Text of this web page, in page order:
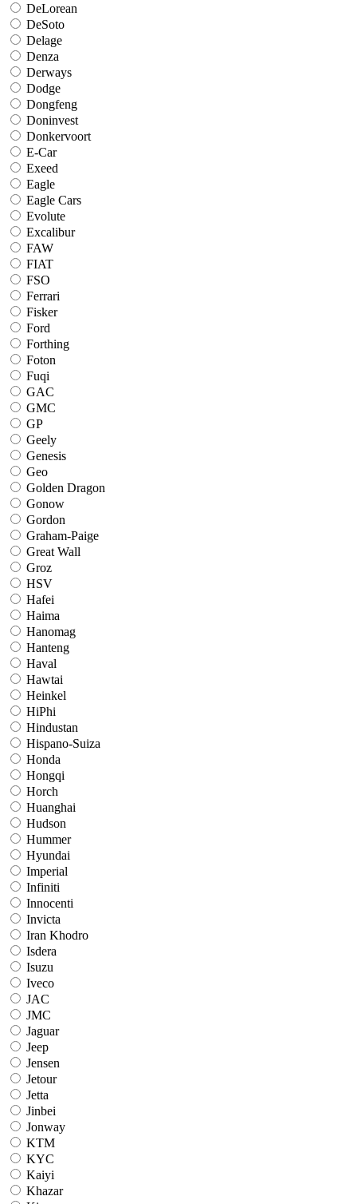
DeLorean
DeSoto
Delage
Denza
Derways
Dodge
Dongfeng
Doninvest
Donkervoort
E-Car
Exeed
Eagle
Eagle Cars
Evolute
Excalibur
FAW
FIAT
FSO
Ferrari
Fisker
Ford
Forthing
Foton
Fuqi
GAC
GMC
GP
Geely
Genesis
Geo
Golden Dragon
Gonow
Gordon
Graham-Paige
Great Wall
Groz
HSV
Hafei
Haima
Hanomag
Hanteng
Haval
Hawtai
Heinkel
HiPhi
Hindustan
Hispano-Suiza
Honda
Hongqi
Horch
Huanghai
Hudson
Hummer
Hyundai
Imperial
Infiniti
Innocenti
Invicta
Iran Khodro
Isdera
Isuzu
Iveco
JAC
JMC
Jaguar
Jeep
Jensen
Jetour
Jetta
Jinbei
Jonway
KTM
KYC
Kaiyi
Khazar